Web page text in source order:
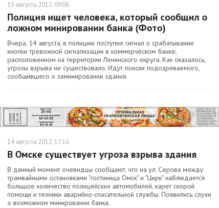
15 августа 2012, 09:06
Полиция ищет человека, который сообщил о
ложном минировании банка (Фото)
Вчера, 14 августа, в полицию поступил сигнал о срабатывании
кнопки тревожной сигнализации в коммерческом банке,
расположенном на территории Ленинского округа. Как оказалось,
угрозы взрыва не существовало. Идут поиски подозреваемого,
сообщившего о заминировании здания.
14 августа 2012, 17:16
В Омске существует угроза взрыва здания
В данный момент очевидцы сообщают, что на ул. Серова между
трамвайными остановками "гостиница Омск" и "Цирк" наблюдается
большое количество полицейских автомобилей, карет скорой
помощи и техники аварийно-спасательной службы. Появились слухи
о возможном минировании банка.